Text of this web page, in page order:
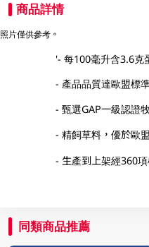
商品詳情
照片僅供參考。
'- 每100毫升含3.6克
- 產品品質達歐盟標
- 甄選GAP一級認證
- 精飼草料，優於歐
- 生產到上架經360
同類商品推薦